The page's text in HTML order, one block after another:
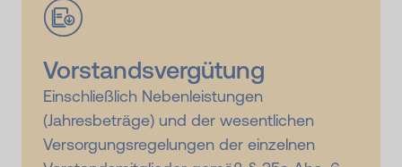
Vorstandsvergütung
Einschließlich Nebenleistungen
(Jahresbeträge) und der wesentlichen
Versorgungsregelungen der einzelnen